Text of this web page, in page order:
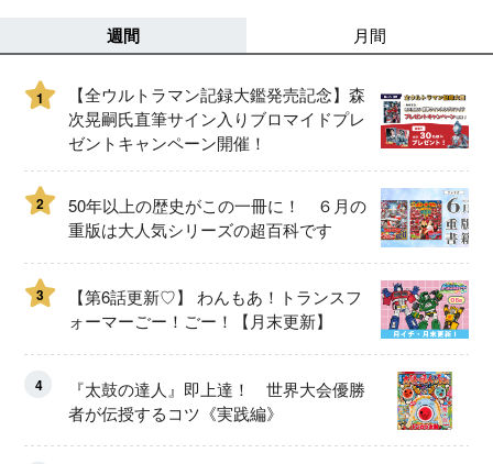
週間 月間
1
【全ウルトラマン記録大鑑発売記念】森
次晃嗣氏直筆サイン入りブロマイドプレ
ゼントキャンペーン開催！
2
50年以上の歴史がこの一冊に！ ６月の
重版は大人気シリーズの超百科です
3
【第6話更新♡】 わんもあ！トランスフ
ォーマーごー！ごー！【月末更新】
4
『太鼓の達人』即上達！ 世界大会優勝
者が伝授するコツ《実践編》